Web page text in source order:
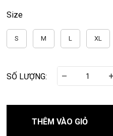
THÊM VÀO GIỎ
Size
S M L XL
SỐ LƯỢNG: